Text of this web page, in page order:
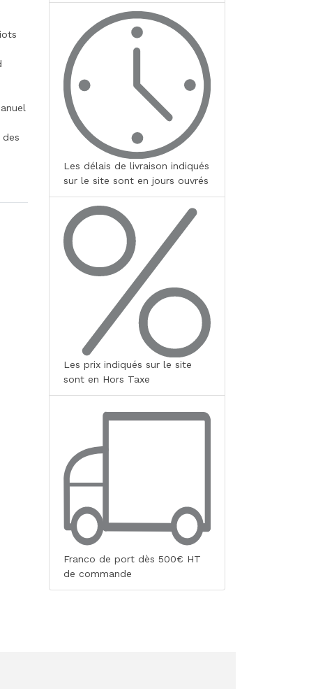
Les délais de livraison indiqués
sur le site sont en jours ouvrés
Les prix indiqués sur le site
sont en Hors Taxe
Franco de port dès 500€ HT
de commande